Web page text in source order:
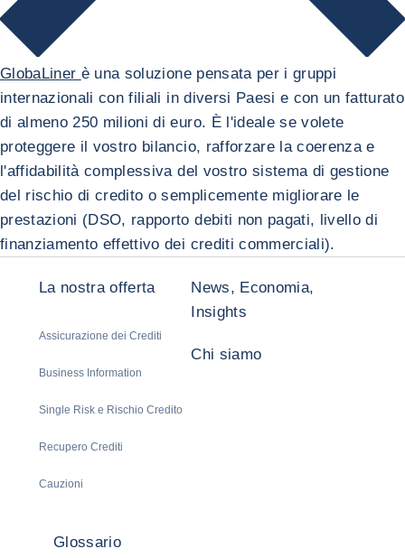
GlobaLiner è una soluzione pensata per i gruppi
internazionali con filiali in diversi Paesi e con un fatturato
di almeno 250 milioni di euro. È l'ideale se volete
proteggere il vostro bilancio, rafforzare la coerenza e
l'affidabilità complessiva del vostro sistema di gestione
del rischio di credito o semplicemente migliorare le
prestazioni (DSO, rapporto debiti non pagati, livello di
finanziamento effettivo dei crediti commerciali).
La nostra offerta
Assicurazione dei Crediti
Business Information
Single Risk e Rischio Credito
Recupero Crediti
Cauzioni
News, Economia,
Insights
Chi siamo
Glossario